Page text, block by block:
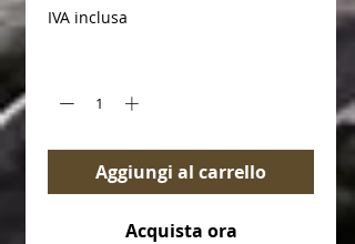
IVA inclusa
Aggiungi al carrello
Acquista ora